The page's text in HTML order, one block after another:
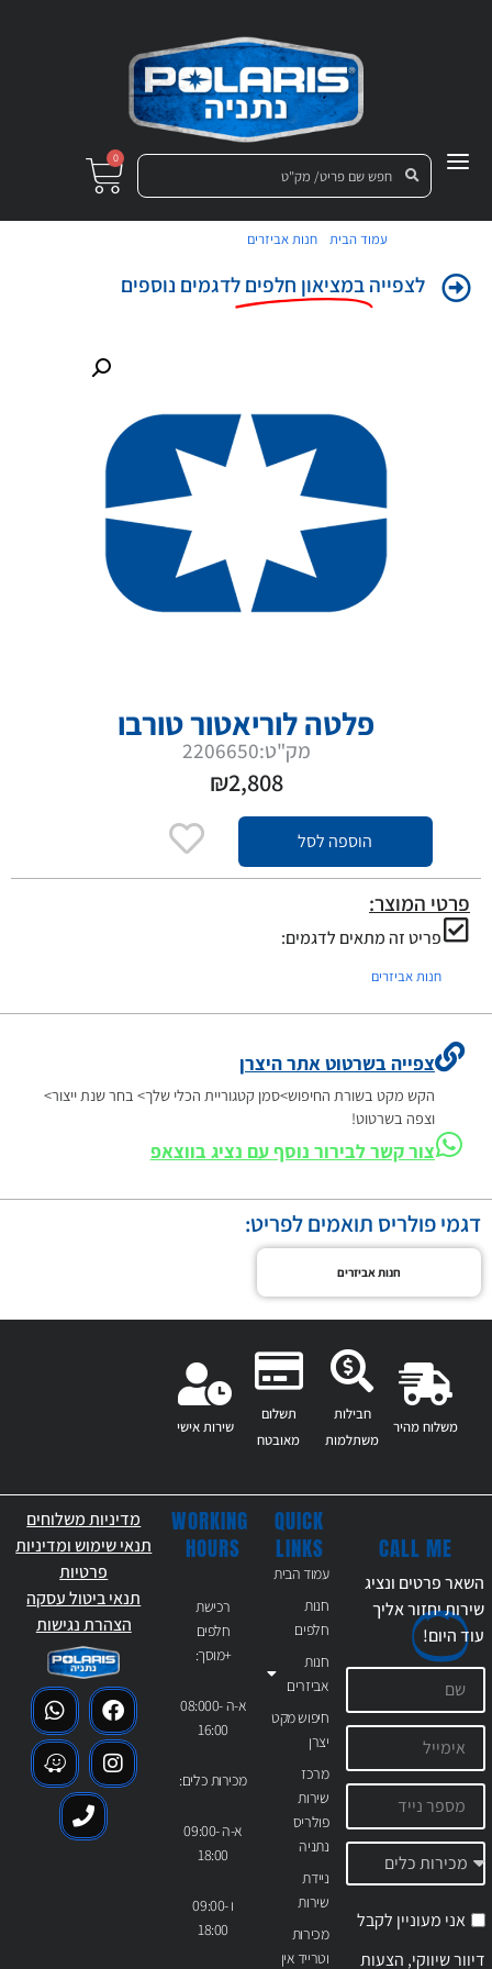
0
עמוד הבית /חנות אביזרים
לצפייהבמציאון חלפים לדגמים נוספים
פלטה לוריאטור טורבו
מק"ט:2206650
₪2,808
הוספה לסל
פרטי המוצר:
פריט זה מתאים לדגמים:
חנות אביזרים
צפייה בשרטוט אתר היצרן
הקש מקט בשורת החיפוש>סמן קטגוריית הכלי שלך> בחר שנת ייצור>
וצפה בשרטוט!
צור קשר לבירור נוסף עם נציג בווצאפ
דגמי פולריס תואמים לפריט:
חנות אביזרים
משלוח מהיר
חבילות
משתלמות
תשלום
מאובטח
שירות אישי
QUICK
LINKS
עמוד הבית
חנות
חלפים
חנות
אביזרים
חיפוש מקט
יצרן
מרכז
שירות
פולריס
נתניה
ניידת
שירות
מכירות
וטרייד אין
WORKING
HOURS
רכישת
חלפים
+מוסך:
א-ה 08:000-
16:00
מכירות כלים:
א-ה 09:00-
18:00
ו 09:00-
18:00
CALL ME
השאר פרטים ונציג
שירות יחזור אליך
עודהיום!
אני מעוניין לקבל
דיוור שיווקי, הצעות
מדיניות משלוחים
תנאי שימוש ומדיניות
פרטיות
תנאי ביטול עסקה
הצהרת נגישות